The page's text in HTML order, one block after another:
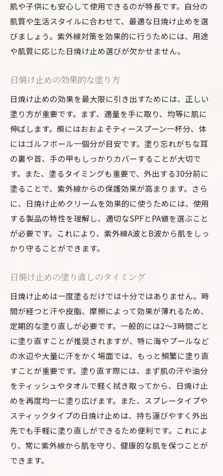
肌や子供にも安心して使用できるのが特長です。自分の
肌質や生活スタイルに合わせて、最適な日焼け止めを選
びましょう。紫外線対策を効果的に行うためには、用途
や肌質に応じた日焼け止め選びが欠かせません。
日焼け止めの効果的な塗り方
日焼け止めの効果を最大限に引き出すためには、正しい
塗り方が重要です。まず、適量を手に取り、均等に肌に
伸ばします。顔にはおおよそティースプーン一杯分、体
にはゴルフボール一個分が目安です。塗り忘れがちな耳
の裏や首、手の甲もしっかりカバーすることが大切で
す。また、塗るタイミングも重要で、外出する30分前に
塗ることで、紫外線からの保護効果が高まります。さら
に、日焼け止めクリームを効果的に使うためには、使用
する製品の特性を理解し、適切なSPFとPA値を選ぶこと
が必要です。これにより、紫外線A波とB波から肌をしっ
かり守ることができます。
日焼け止めの塗り直しのタイミング
日焼け止めは一度塗るだけでは十分ではありません。時
間が経つと汗や皮脂、摩擦によって効果が薄れるため、
定期的な塗り直しが必要です。一般的には2〜3時間ごと
に塗り直すことが推奨されますが、特に海やプールなど
の水辺や大量に汗をかく場面では、もっと頻繁に塗り直
すことが重要です。塗り直す際には、まず肌の汗や油分
をティッシュやタオルで軽く拭き取ってから、日焼け止
めを再度均一に塗り広げます。また、スプレータイプや
スティックタイプの日焼け止めは、持ち運びやすく外出
先でも手軽に塗り直しができるため便利です。これによ
り、常に紫外線から肌を守り、健康的な肌を保つことが
できます。